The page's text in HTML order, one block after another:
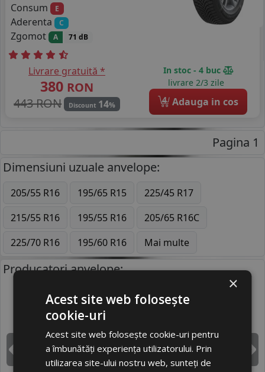
Consum
E
Aderenta C
Zgomot A 71 dB
Livrare gratuită *
380 RON
443 RON
Discount 14%
In stoc - 4 buc
livrare 2/3 zile
4 Adauga in cos
Pagina 1
Dimensiuni uzuale anvelope:
205/55 R16 195/65 R15
225/45 R17
215/55 R16
195/55 R16
205/65 R16C
225/70 R16
195/60 R16 Mai multe
Producatori anvelope:
BRIDGESTONE
DUNLOP GOODYEAR
×
Acest site web folosește
cookie-uri
Acest site web folosește cookie-uri pentru
a îmbunătăți experiența utilizatorului. Prin
utilizarea site-ului nostru web, sunteți de